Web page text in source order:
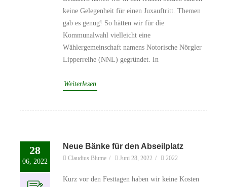
keine Gelegenheit für einen Juxauftritt. Themen
gab es genug! So hätten wir für die
Kommunalwahl vielleicht eine
Wählergemeinschaft namens Notorische Nörgler
Lipperreihe (NNL) gegründet. In
Weiterlesen
28
06, 2022
Neue Bänke für den Abseilplatz
Claudius Blume / Juni 28, 2022 / 2022
Kurz vor den Festtagen haben wir keine Kosten